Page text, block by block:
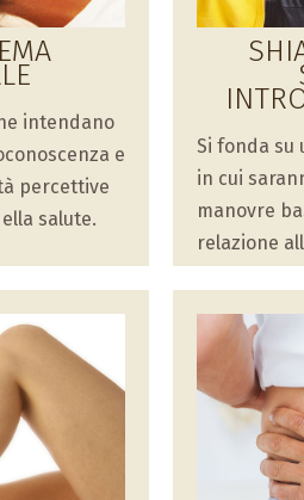
intendano
e
percettive
salute.
Si fonda su
in cui
manovre
relazione